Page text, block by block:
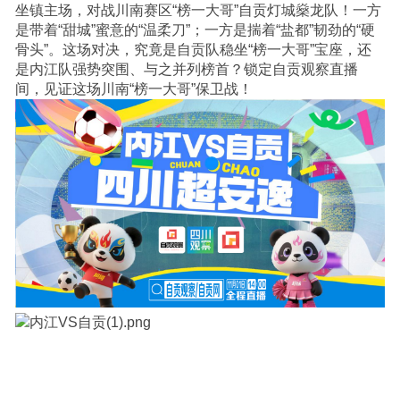
坐镇主场，对战川南赛区“榜一大哥”自贡灯城燊龙队！一方
是带着“甜城”蜜意的“温柔刀”；一方是揣着“盐都”韧劲的“硬
骨头”。这场对决，究竟是自贡队稳坐“榜一大哥”宝座，还
是内江队强势突围、与之并列榜首？锁定自贡观察直播
间，见证这场川南“榜一大哥”保卫战！